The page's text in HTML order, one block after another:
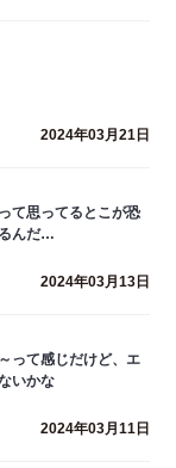
2024年03月21日
て思ってるとこが恐
んだ…
2024年03月13日
って感じだけど、エ
いかな
2024年03月11日